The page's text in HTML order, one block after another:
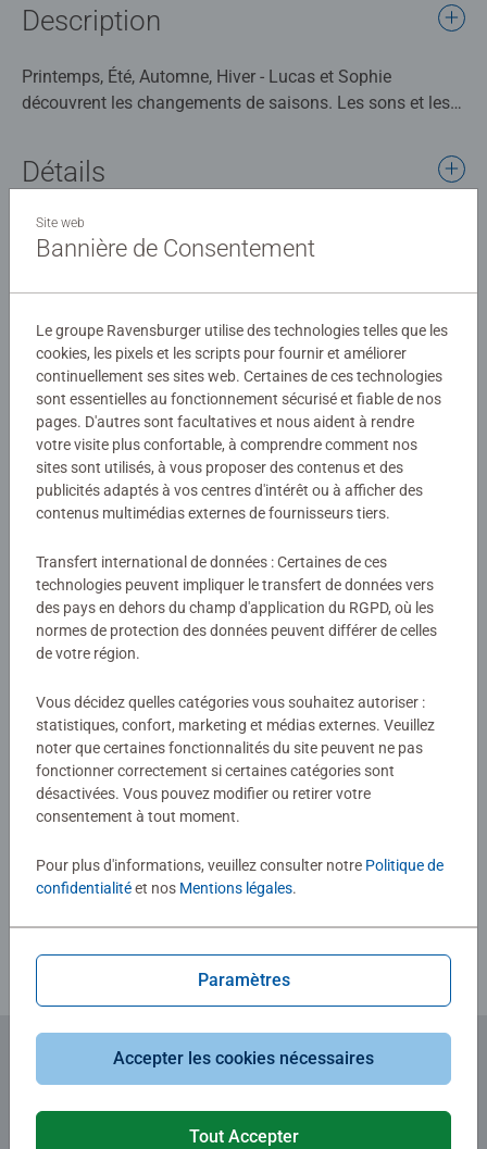
Description
Printemps, Été, Automne, Hiver - Lucas et Sophie
découvrent les changements de saisons. Les sons et les
cherche et trouve », des musiques et des centaines
d'informations. 'Les saisons' est un livre interactif
lecteur tiptoi®, vendu séparément.
autonome. Lorsque l’enfant pointe le lecteur sur une
image ou un texte, il entend des sons, des informations,
des personnages ou de la musique. Apprendre n’a jamais
été aussi vivant et ludique ! tiptoi® apporte une
dimension nouvelle au contenu pédagogique des
supports : que ce soit dans les livres, les jeux ou le globe,
l’enfant n’a qu’à pointer le lecteur dessus et tout s’anime
comme par magie ! Ce produit est composé de matériaux
recyclés et de matériaux issus d’autres sources contrôlées
(FSC-C111262).
Détails
Numéro d'article:
EAN:
9783380990093
Avertissements et informations du fabricant
Aucune évaluation n'a encore été
soumise
0/0
Rédiger une évaluation
Consignes d'évaluation
Abonnez-vous à notre newsletter
et recevez un bon d'achat de 5€.
Site web
Bannière de Consentement
Le groupe Ravensburger utilise des technologies telles que les
cookies, les pixels et les scripts pour fournir et améliorer
continuellement ses sites web. Certaines de ces technologies
sont essentielles au fonctionnement sécurisé et fiable de nos
pages. D'autres sont facultatives et nous aident à rendre
votre visite plus confortable, à comprendre comment nos
sites sont utilisés, à vous proposer des contenus et des
publicités adaptés à vos centres d'intérêt ou à afficher des
contenus multimédias externes de fournisseurs tiers.
Transfert international de données : Certaines de ces
technologies peuvent impliquer le transfert de données vers
des pays en dehors du champ d'application du RGPD, où les
normes de protection des données peuvent différer de celles
de votre région.
Vous décidez quelles catégories vous souhaitez autoriser :
statistiques, confort, marketing et médias externes. Veuillez
noter que certaines fonctionnalités du site peuvent ne pas
fonctionner correctement si certaines catégories sont
désactivées. Vous pouvez modifier ou retirer votre
consentement à tout moment.
Pour plus d'informations, veuillez consulter notre Politique de
confidentialitéet nos Mentions légales.
Paramètres
Accepter les cookies nécessaires
Tout Accepter